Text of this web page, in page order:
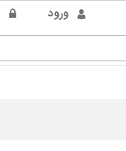
ورود